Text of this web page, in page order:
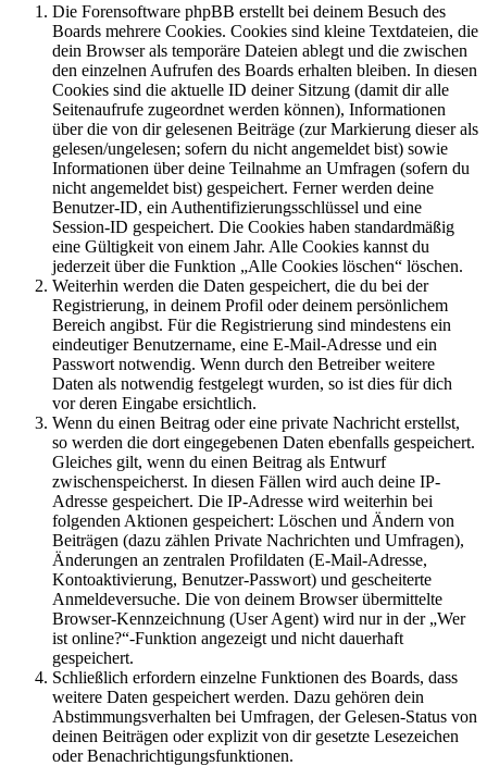
Die Forensoftware phpBB erstellt bei deinem Besuch des
Boards mehrere Cookies. Cookies sind kleine Textdateien, die
dein Browser als temporäre Dateien ablegt und die zwischen
den einzelnen Aufrufen des Boards erhalten bleiben. In diesen
Cookies sind die aktuelle ID deiner Sitzung (damit dir alle
Seitenaufrufe zugeordnet werden können), Informationen
über die von dir gelesenen Beiträge (zur Markierung dieser als
gelesen/ungelesen; sofern du nicht angemeldet bist) sowie
Informationen über deine Teilnahme an Umfragen (sofern du
nicht angemeldet bist) gespeichert. Ferner werden deine
Benutzer-ID, ein Authentifizierungsschlüssel und eine
Session-ID gespeichert. Die Cookies haben standardmäßig
eine Gültigkeit von einem Jahr. Alle Cookies kannst du
jederzeit über die Funktion „Alle Cookies löschen“ löschen.
Weiterhin werden die Daten gespeichert, die du bei der
Registrierung, in deinem Profil oder deinem persönlichem
Bereich angibst. Für die Registrierung sind mindestens ein
eindeutiger Benutzername, eine E-Mail-Adresse und ein
Passwort notwendig. Wenn durch den Betreiber weitere
Daten als notwendig festgelegt wurden, so ist dies für dich
vor deren Eingabe ersichtlich.
Wenn du einen Beitrag oder eine private Nachricht erstellst,
so werden die dort eingegebenen Daten ebenfalls gespeichert.
Gleiches gilt, wenn du einen Beitrag als Entwurf
zwischenspeicherst. In diesen Fällen wird auch deine IP-
Adresse gespeichert. Die IP-Adresse wird weiterhin bei
folgenden Aktionen gespeichert: Löschen und Ändern von
Beiträgen (dazu zählen Private Nachrichten und Umfragen),
Änderungen an zentralen Profildaten (E-Mail-Adresse,
Kontoaktivierung, Benutzer-Passwort) und gescheiterte
Anmeldeversuche. Die von deinem Browser übermittelte
Browser-Kennzeichnung (User Agent) wird nur in der „Wer
ist online?“-Funktion angezeigt und nicht dauerhaft
gespeichert.
Schließlich erfordern einzelne Funktionen des Boards, dass
weitere Daten gespeichert werden. Dazu gehören dein
Abstimmungsverhalten bei Umfragen, der Gelesen-Status von
deinen Beiträgen oder explizit von dir gesetzte Lesezeichen
oder Benachrichtigungsfunktionen.